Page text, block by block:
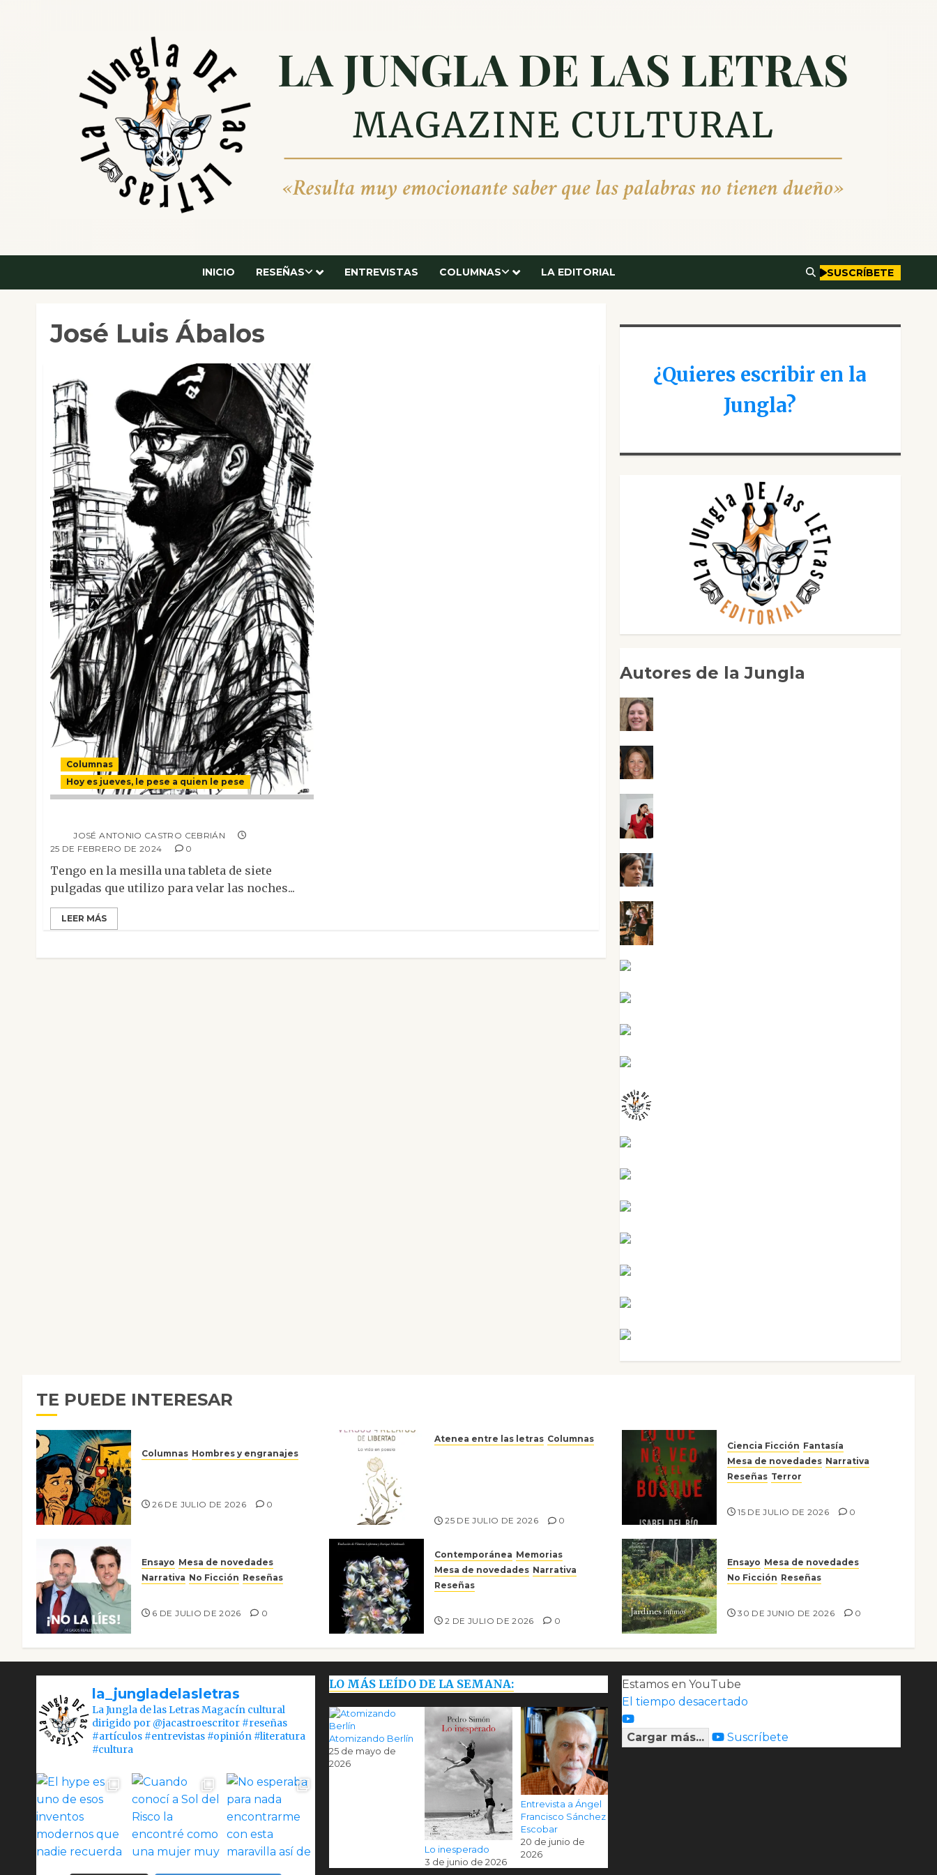
INICIO RESEÑAS ENTREVISTAS COLUMNAS LA EDITORIAL SUSCRÍBETE
José Luis Ábalos
Columnas
Hoy es jueves, le pese a quien le pese
JOSÉ ANTONIO CASTRO CEBRIÁN
25 DE FEBRERO DE 2024
0
Tengo en la mesilla una tableta de siete
pulgadas que utilizo para velar las noches...
LEER MÁS
¿Quieres escribir en la
Jungla?
Autores de la Jungla
TE PUEDE INTERESAR
Columnas Hombres y engranajes
26 DE JULIO DE 2026 0
Atenea entre las letras Columnas
25 DE JULIO DE 2026 0
Ciencia Ficción Fantasía
Mesa de novedades Narrativa
Reseñas Terror
15 DE JULIO DE 2026 0
Ensayo Mesa de novedades
Narrativa No Ficción Reseñas
6 DE JULIO DE 2026 0
Contemporánea Memorias
Mesa de novedades Narrativa
Reseñas
2 DE JULIO DE 2026 0
Ensayo Mesa de novedades
No Ficción Reseñas
30 DE JUNIO DE 2026 0
la_jungladelasletras
La Jungla de las Letras Magacín cultural
dirigido por @jacastroescritor #reseñas
#artículos #entrevistas #opinión #literatura
#cultura
LO MÁS LEÍDO DE LA SEMANA:
Atomizando Berlín
25 de mayo de
2026
Lo inesperado
3 de junio de 2026
Entrevista a Ángel
Francisco Sánchez
Escobar
20 de junio de
2026
Estamos en YouTube
El tiempo desacertado
Cargar más... Suscríbete